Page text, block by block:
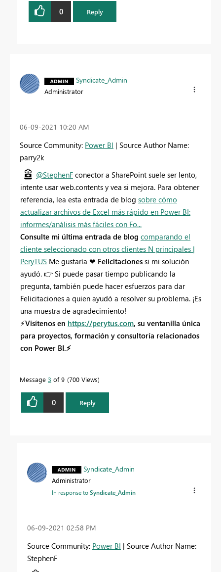
0 Reply
Syndicate_Admin
Administrator
‎06-09-2021 10:20 AM
Source Community: Power BI | Source Author Name:
parry2k
@StephenF conector a SharePoint suele ser lento,
intente usar web.contents y vea si mejora. Para obtener
referencia, lea esta entrada de blog sobre cómo
actualizar archivos de Excel más rápido en Power BI:
informes/análisis más fáciles con Fo...
Consulte mi última entrada de blog comparando el
cliente seleccionado con otros clientes N principales |
PeryTUS Me gustaría ❤ Felicitaciones si mi solución
ayudó. 👉 Si puede pasar tiempo publicando la
pregunta, también puede hacer esfuerzos para dar
Felicitaciones a quien ayudó a resolver su problema. ¡Es
una muestra de agradecimiento!
⚡Visítenos en https://perytus.com, su ventanilla única
para proyectos, formación y consultoría relacionados
con Power BI.⚡
Message 3 of 9 700 Views
0 Reply
Syndicate_Admin
Administrator
In response toSyndicate_Admin
‎06-09-2021 02:58 PM
Source Community: Power BI | Source Author Name:
StephenF